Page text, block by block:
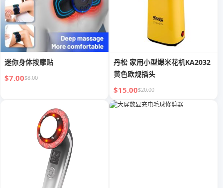
迷你身体按摩贴
$7.00$8.00
丹松 家用小型爆米花机KA2032
黄色欧规插头
$15.00$20.00